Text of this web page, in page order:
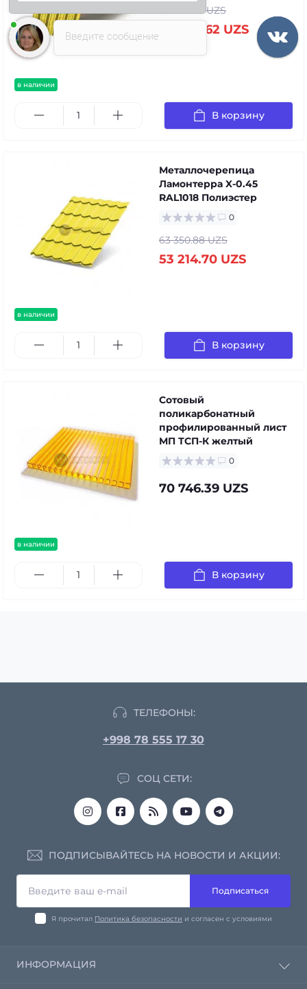
в наличии
99 441.28 UZS
83 530.62 UZS
В корзину
в наличии
Металлочерепица
Ламонтерра X-0.45
RAL1018 Полиэстер
0
63 350.88 UZS
53 214.70 UZS
В корзину
в наличии
Сотовый
поликарбонатный
профилированный лист
МП ТСП-К желтый
0
70 746.39 UZS
В корзину
ТЕЛЕФОНЫ:
+998 78 555 17 30
СОЦ СЕТИ:
ПОДПИСЫВАЙТЕСЬ НА НОВОСТИ И АКЦИИ:
Подписаться
Я прочитал Политика безопасности и согласен с условиями
ИНФОРМАЦИЯ
Введите сообщение